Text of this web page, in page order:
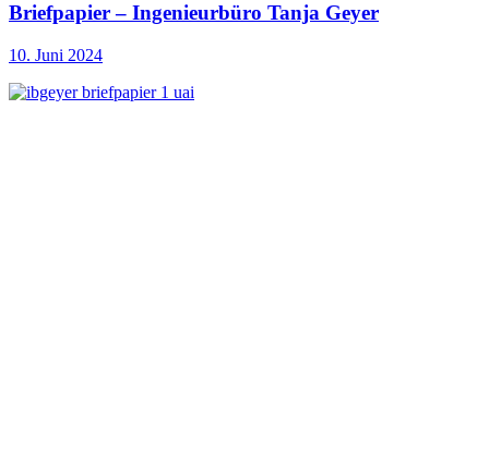
Briefpapier – Ingenieurbüro Tanja Geyer
10. Juni 2024